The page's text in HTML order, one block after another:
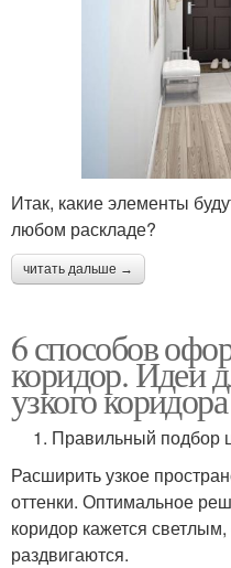
Итак, какие элементы
любом раскладе?
читать дальше →
6 способов
коридор. Идеи
узкого коридора
1. Правильный подбор
Расширить узкое
оттенки. Оптимальное
коридор кажется
раздвигаются.